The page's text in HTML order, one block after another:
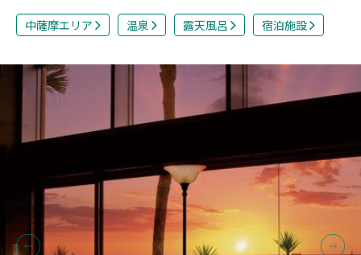
中薩摩エリア 温泉 露天風呂 宿泊施設